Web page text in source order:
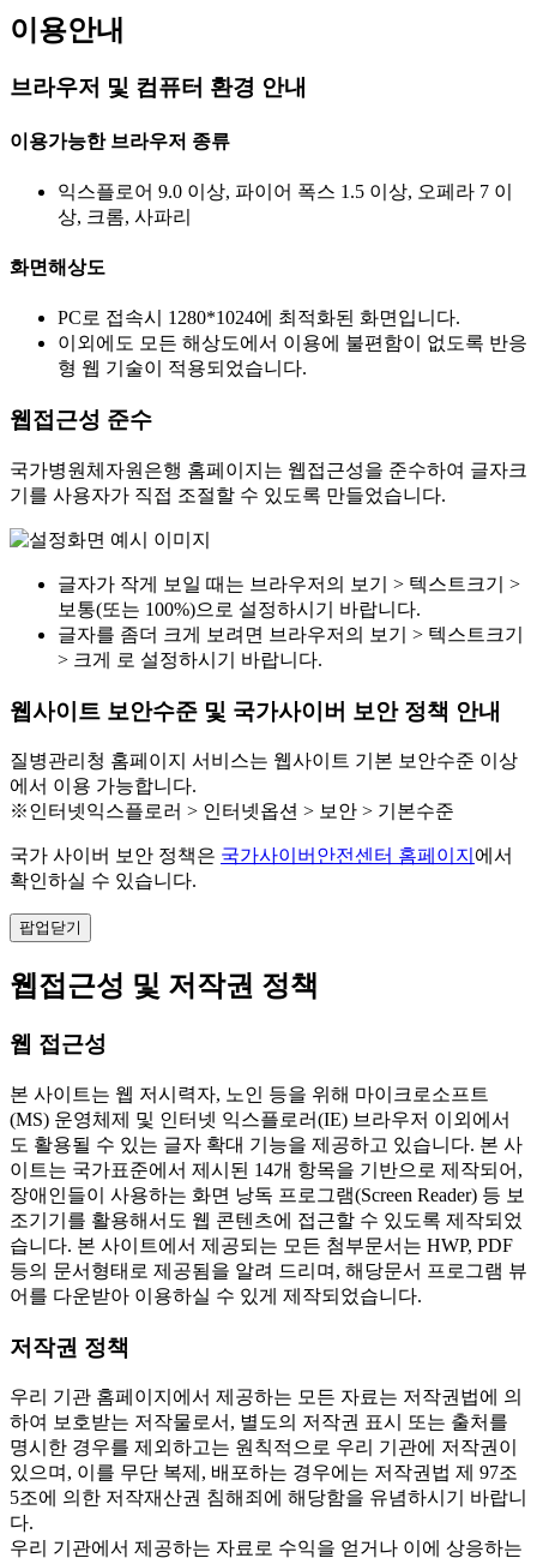
이용안내
브라우저 및 컴퓨터 환경 안내
이용가능한 브라우저 종류
익스플로어 9.0 이상, 파이어 폭스 1.5 이상, 오페라 7 이
상, 크롬, 사파리
화면해상도
PC로 접속시 1280*1024에 최적화된 화면입니다.
이외에도 모든 해상도에서 이용에 불편함이 없도록 반응
형 웹 기술이 적용되었습니다.
웹접근성 준수
국가병원체자원은행 홈페이지는 웹접근성을 준수하여 글자크
기를 사용자가 직접 조절할 수 있도록 만들었습니다.
글자가 작게 보일 때는 브라우저의 보기 > 텍스트크기 >
보통(또는 100%)으로 설정하시기 바랍니다.
글자를 좀더 크게 보려면 브라우저의 보기 > 텍스트크기
> 크게 로 설정하시기 바랍니다.
웹사이트 보안수준 및 국가사이버 보안 정책 안내
질병관리청 홈페이지 서비스는 웹사이트 기본 보안수준 이상
에서 이용 가능합니다.
※인터넷익스플로러 > 인터넷옵션 > 보안 > 기본수준
국가 사이버 보안 정책은 국가사이버안전센터 홈페이지 에서
확인하실 수 있습니다.
팝업닫기
웹접근성 및 저작권 정책
웹 접근성
본 사이트는 웹 저시력자, 노인 등을 위해 마이크로소프트
(MS) 운영체제 및 인터넷 익스플로러(IE) 브라우저 이외에서
도 활용될 수 있는 글자 확대 기능을 제공하고 있습니다. 본 사
이트는 국가표준에서 제시된 14개 항목을 기반으로 제작되어,
장애인들이 사용하는 화면 낭독 프로그램(Screen Reader) 등 보
조기기를 활용해서도 웹 콘텐츠에 접근할 수 있도록 제작되었
습니다. 본 사이트에서 제공되는 모든 첨부문서는 HWP, PDF
등의 문서형태로 제공됨을 알려 드리며, 해당문서 프로그램 뷰
어를 다운받아 이용하실 수 있게 제작되었습니다.
저작권 정책
우리 기관 홈페이지에서 제공하는 모든 자료는 저작권법에 의
하여 보호받는 저작물로서, 별도의 저작권 표시 또는 출처를
명시한 경우를 제외하고는 원칙적으로 우리 기관에 저작권이
있으며, 이를 무단 복제, 배포하는 경우에는 저작권법 제 97조
5조에 의한 저작재산권 침해죄에 해당함을 유념하시기 바랍니
다.
우리 기관에서 제공하는 자료로 수익을 얻거나 이에 상응하는